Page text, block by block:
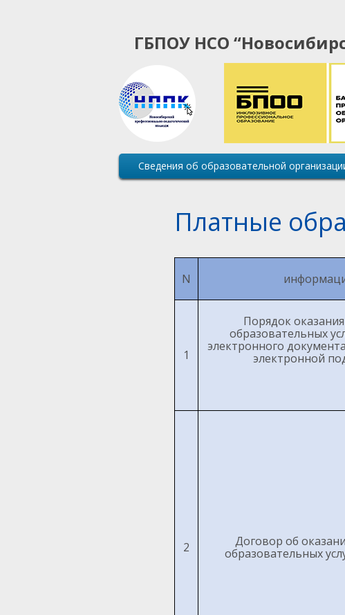
ГБПОУ НСО
Основная
навигация
Сведения об образовательной
Платные
N
1
Порядок
образовательных
электронного
электронной
2
Договор об
образовательных